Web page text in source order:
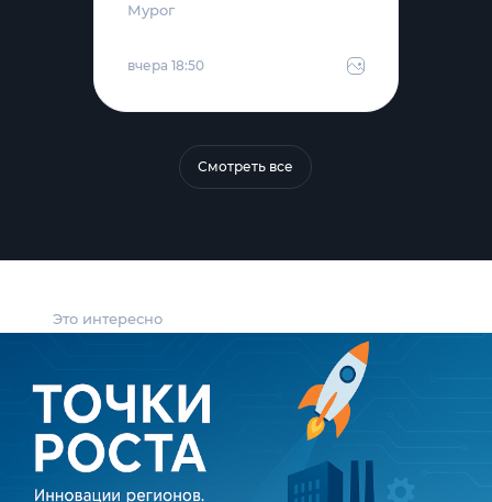
Это интересно
Мурог
вчера 18:50
Смотреть все